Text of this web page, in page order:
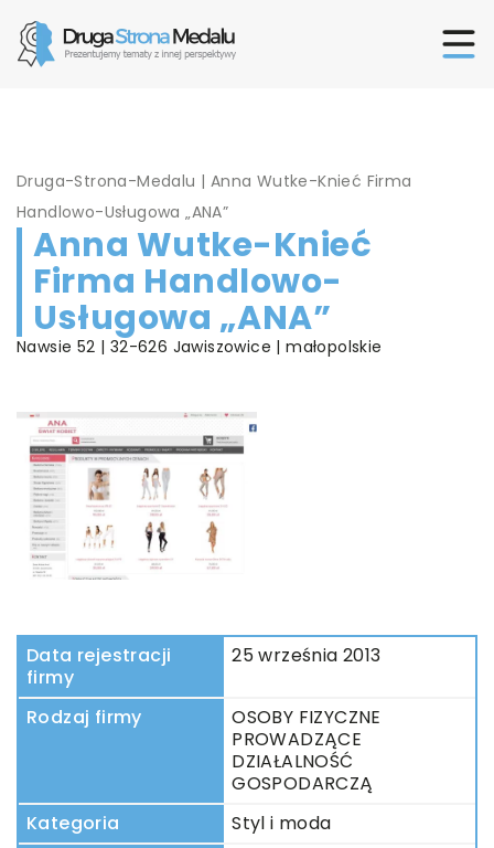
Druga-Strona-Medalu | Anna Wutke-Knieć Firma
Handlowo-Usługowa „ANA”
Anna Wutke-Knieć
Firma Handlowo-
Usługowa „ANA”
Nawsie 52 | 32-626 Jawiszowice | małopolskie
Data rejestracji
firmy
25 września 2013
Rodzaj firmy
OSOBY FIZYCZNE
PROWADZĄCE
DZIAŁALNOŚĆ
GOSPODARCZĄ
Kategoria
Styl i moda